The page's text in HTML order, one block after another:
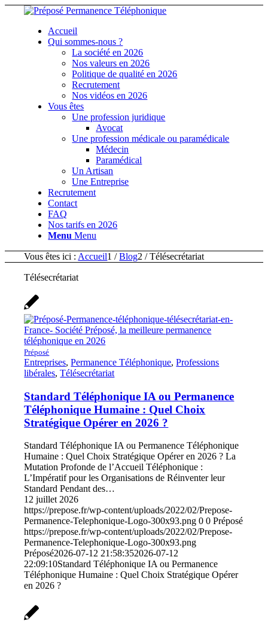
Accueil
Qui sommes-nous ?
La société en 2026
Nos valeurs en 2026
Politique de qualité en 2026
Recrutement
Nos vidéos en 2026
Vous êtes
Une profession juridique
Avocat
Une profession médicale ou paramédicale
Médecin
Paramédical
Un Artisan
Une Entreprise
Recrutement
Contact
FAQ
Nos tarifs en 2026
Menu Menu
Vous êtes ici : Accueil1 / Blog2 / Télésecrétariat
Télésecrétariat
Préposé
Entreprises,Permanence Téléphonique,Professions
libérales,Télésecrétariat
Standard Téléphonique IA ou Permanence
Téléphonique Humaine : Quel Choix
Stratégique Opérer en 2026 ?
Standard Téléphonique IA ou Permanence Téléphonique
Humaine : Quel Choix Stratégique Opérer en 2026 ? La
Mutation Profonde de l’Accueil Téléphonique :
L’Impératif pour les Organisations de Réinventer leur
Standard Pendant des…
12 juillet 2026
https://prepose.fr/wp-content/uploads/2022/02/Prepose-
Permanence-Telephonique-Logo-300x93.png 0 0 Préposé
https://prepose.fr/wp-content/uploads/2022/02/Prepose-
Permanence-Telephonique-Logo-300x93.png
Préposé2026-07-12 21:58:352026-07-12
22:09:10Standard Téléphonique IA ou Permanence
Téléphonique Humaine : Quel Choix Stratégique Opérer
en 2026 ?